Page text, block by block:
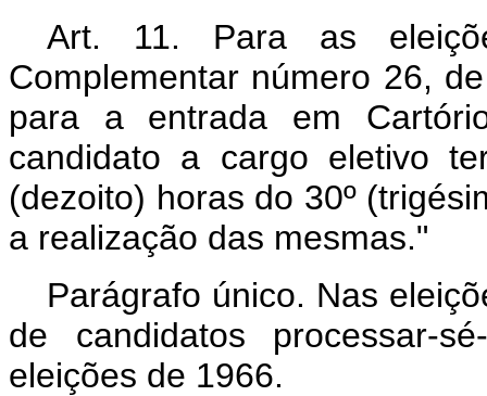
Art. 11. Para as
Complementar número 26,
para a entrada em
candidato a cargo eletivo
(dezoito) horas do 30º
a realização das mesmas."
Parágrafo único. Nas
de candidatos
eleições de 1966.